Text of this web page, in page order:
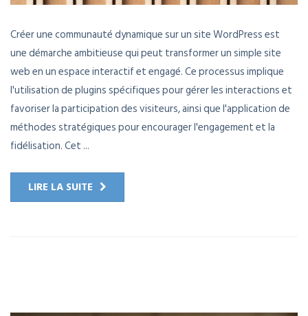
Créer une communauté dynamique sur un site WordPress est
une démarche ambitieuse qui peut transformer un simple site
web en un espace interactif et engagé. Ce processus implique
l'utilisation de plugins spécifiques pour gérer les interactions et
favoriser la participation des visiteurs, ainsi que l'application de
méthodes stratégiques pour encourager l'engagement et la
fidélisation. Cet ...
LIRE LA SUITE